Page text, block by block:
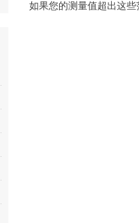
如果您的测量值超出这